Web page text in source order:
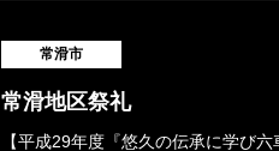
常滑市
常滑地区祭礼
【平成29年度『悠久の伝承に学び